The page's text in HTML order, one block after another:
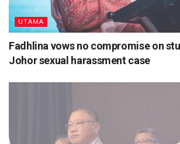
UTAMA
Fadhlina vows no compromise on
Johor sexual harassment case